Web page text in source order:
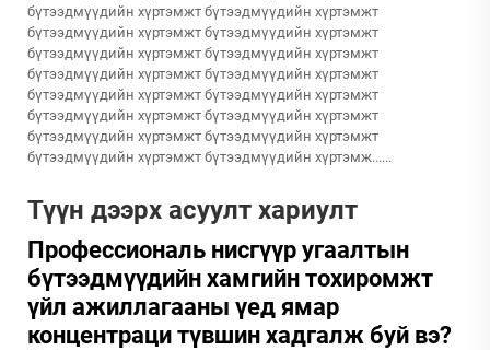
бүтээдмүүдийн хүртэмжт бүтээдмүүдийн хүртэмжт
бүтээдмүүдийн хүртэмжт бүтээдмүүдийн хүртэмжт
бүтээдмүүдийн хүртэмжт бүтээдмүүдийн хүртэмжт
бүтээдмүүдийн хүртэмжт бүтээдмүүдийн хүртэмжт
бүтээдмүүдийн хүртэмжт бүтээдмүүдийн хүртэмжт
бүтээдмүүдийн хүртэмжт бүтээдмүүдийн хүртэмжт
бүтээдмүүдийн хүртэмжт бүтээдмүүдийн хүртэмжт
бүтээдмүүдийн хүртэмжт бүтээдмүүдийн хүртэмж......
Түүн дээрх асуулт хариулт
Профессиональ нисгүүр угаалтын
бүтээдмүүдийн хамгийн тохиромжт
үйл ажиллагааны үед ямар
концентраци түвшин хадгалж буй вэ?